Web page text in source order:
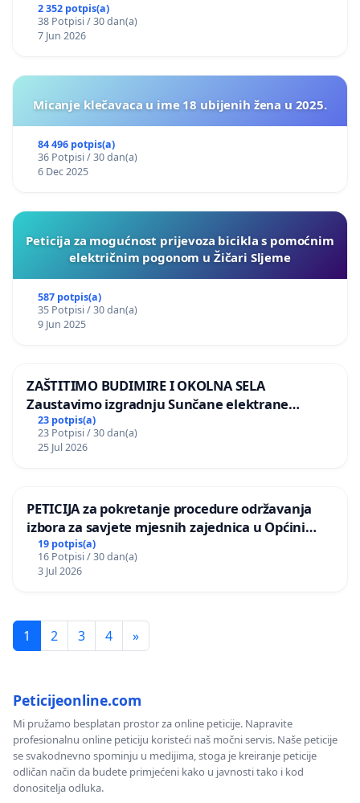
2 352 potpis(a)
38 Potpisi / 30 dan(a)
7 Jun 2026
Micanje klečavaca u ime 18 ubijenih žena u 2025.
84 496 potpis(a)
36 Potpisi / 30 dan(a)
6 Dec 2025
Peticija za mogućnost prijevoza bicikla s pomoćnim
električnim pogonom u Žičari Sljeme
587 potpis(a)
35 Potpisi / 30 dan(a)
9 Jun 2025
ZAŠTITIMO BUDIMIRE I OKOLNA SELA
Zaustavimo izgradnju Sunčane elektrane
Vedrine na području Ugljana
23 potpis(a)
23 Potpisi / 30 dan(a)
25 Jul 2026
PETICIJA za pokretanje procedure održavanja
izbora za savjete mjesnih zajednica u Općini
Bugojno
19 potpis(a)
16 Potpisi / 30 dan(a)
3 Jul 2026
1 2 3 4 »
Peticijeonline.com
Mi pružamo besplatan prostor za online peticije. Napravite
profesionalnu online peticiju koristeći naš močni servis. Naše peticije
se svakodnevno spominju u medijima, stoga je kreiranje peticije
odličan način da budete primjećeni kako u javnosti tako i kod
donositelja odluka.